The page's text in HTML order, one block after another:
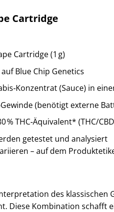
Cartridge
Cartridge (1 g)
Blue Chip Genetics
(Sauce) in
(benötigt externe
THC‑Äquivalent* (THC/
getestet und analysiert
– auf dem
des klassischen
Diese Kombination schafft